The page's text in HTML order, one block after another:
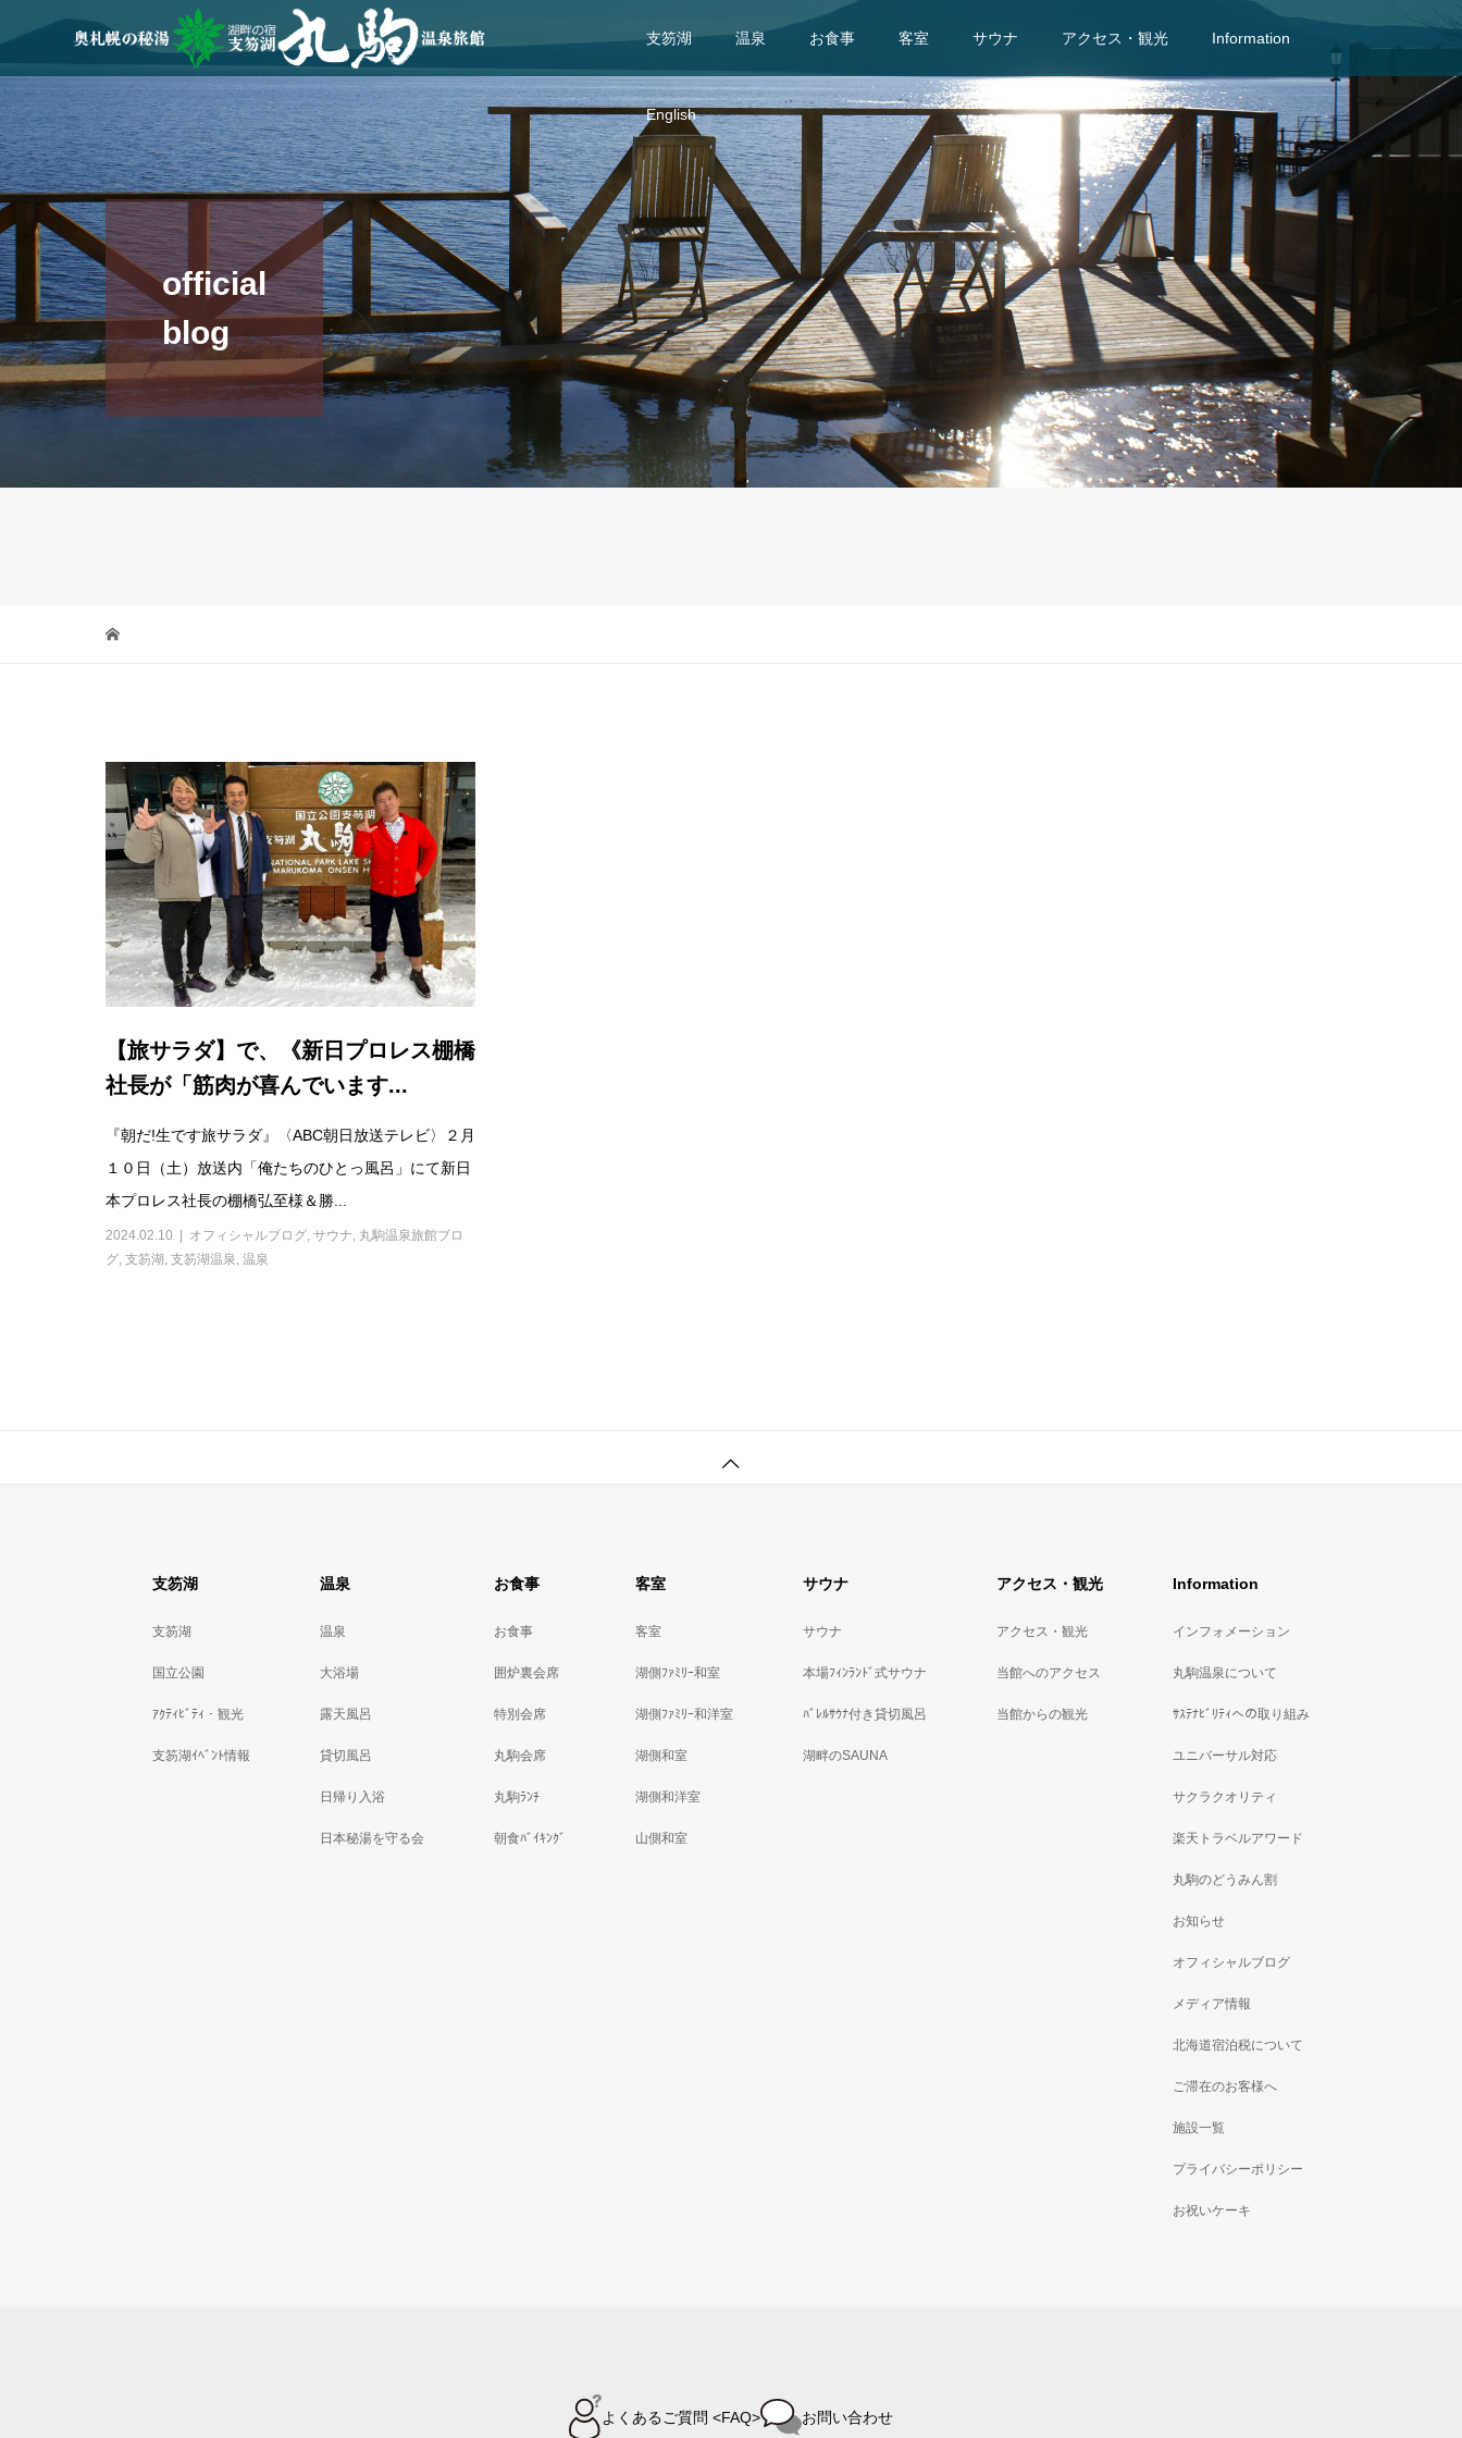
支笏湖 温泉 お食事 客室 サウナ アクセス・観光 Information
English
official
blog
【旅サラダ】で、《新日プロレス棚橋
社長が「筋肉が喜んでいます...
『朝だ!生です旅サラダ』〈ABC朝日放送テレビ〉２月
１０日（土）放送内「俺たちのひとっ風呂」にて新日
本プロレス社長の棚橋弘至様＆勝...
2024.02.10 オフィシャルブログ サウナ 丸駒温泉旅館ブロ
グ 支笏湖 支笏湖温泉 温泉
支笏湖
支笏湖
国立公園
ｱｸﾃｨﾋﾞﾃｨ・観光
支笏湖ｲﾍﾞﾝﾄ情報
温泉
温泉
大浴場
露天風呂
貸切風呂
日帰り入浴
日本秘湯を守る会
お食事
お食事
囲炉裏会席
特別会席
丸駒会席
丸駒ﾗﾝﾁ
朝食ﾊﾞｲｷﾝｸﾞ
客室
客室
湖側ﾌｧﾐﾘｰ和室
湖側ﾌｧﾐﾘｰ和洋室
湖側和室
湖側和洋室
山側和室
サウナ
サウナ
本場ﾌｨﾝﾗﾝﾄﾞ式サウナ
ﾊﾞﾚﾙｻｳﾅ付き貸切風呂
湖畔のSAUNA
アクセス・観光
アクセス・観光
当館へのアクセス
当館からの観光
Information
インフォメーション
丸駒温泉について
ｻｽﾃﾅﾋﾞﾘﾃｨへの取り組み
ユニバーサル対応
サクラクオリティ
楽天トラベルアワード
丸駒のどうみん割
お知らせ
オフィシャルブログ
メディア情報
北海道宿泊税について
ご滞在のお客様へ
施設一覧
プライバシーポリシー
お祝いケーキ
よくあるご質問 <FAQ> お問い合わせ